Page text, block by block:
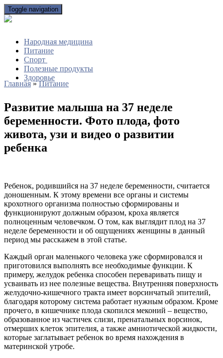
Toggle navigation
Народная медицина
Питание
Спорт
Полезные продукты
Здоровье
Главная»Питание
Развитие малыша на 37 неделе
беременности. Фото плода, фото
живота, узи и видео о развитии
ребенка
Ребенок, родившийся на 37 неделе беременности, считается
доношенным. К этому времени все органы и системы
крохотного организма полностью сформированы и
функционируют должным образом, кроха является
полноценным человечком. О том, как выглядит плод на 37
неделе беременности и об ощущениях женщины в данный
период мы расскажем в этой статье.
Каждый орган маленького человека уже сформировался и
приготовился выполнять все необходимые функции. К
примеру, желудок ребенка способен переваривать пищу и
усваивать из нее полезные вещества. Внутренняя поверхность
желудочно-кишечного тракта имеет ворсинчатый эпителий,
благодаря которому система работает нужным образом. Кроме
прочего, в кишечнике плода скопился меконий – вещество,
образованное из частичек слизи, пренатальных ворсинок,
отмерших клеток эпителия, а также амниотической жидкости,
которые заглатывает ребенок во время нахождения в
материнской утробе.